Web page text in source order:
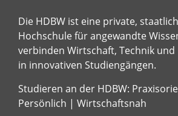
Die HDBW ist eine private,
Hochschule für angewandte
verbinden Wirtschaft, Technik
in innovativen Studiengängen.
Studieren an der HDBW:
Persönlich | Wirtschaftsnah